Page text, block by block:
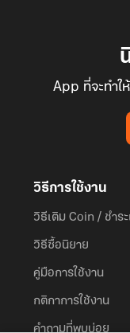
App ที่จะทำใ
วิธีการใช้งาน
วิธีเติม Coin / ชำระ
วิธีซื้อนิยาย
คู่มือการใช้งาน
กติกาการใช้งาน
คำถามที่พบบ่อย